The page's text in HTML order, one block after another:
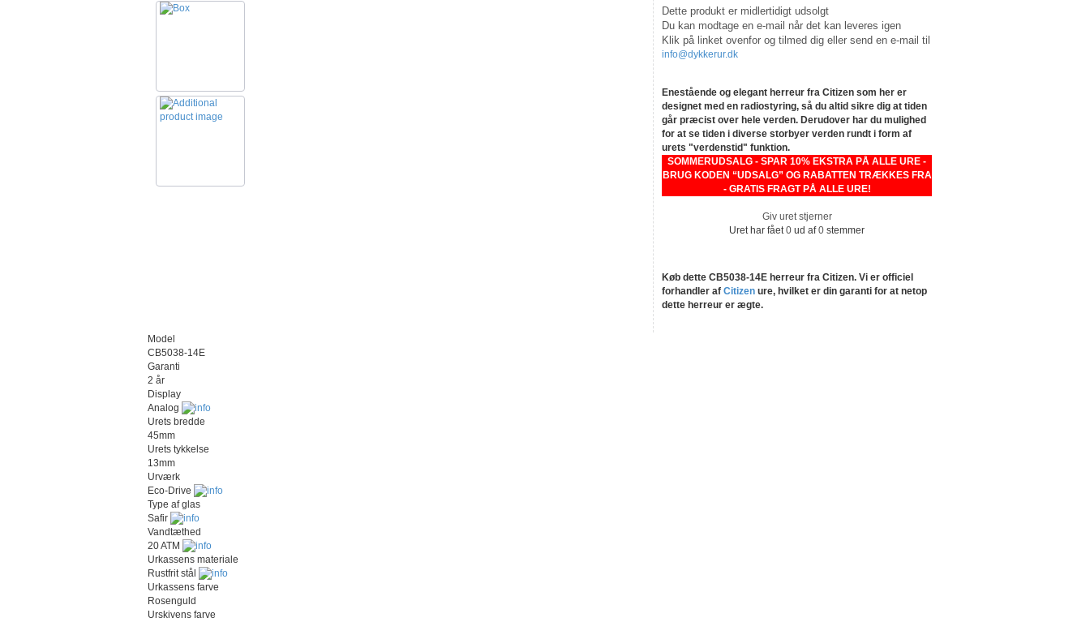
Dette produkt er midlertidigt udsolgt
Du kan modtage en e-mail når det kan leveres igen
Klik på linket ovenfor og tilmed dig eller send en e-mail til
info@dykkerur.dk
Enestående og elegant herreur fra Citizen som her er
designet med en radiostyring, så du altid sikre dig at tiden
går præcist over hele verden. Derudover har du mulighed
for at se tiden i diverse storbyer verden rundt i form af
urets "verdenstid" funktion.
SOMMERUDSALG - SPAR 10% EKSTRA PÅ ALLE URE -
BRUG KODEN “UDSALG” OG RABATTEN TRÆKKES FRA
- GRATIS FRAGT PÅ ALLE URE!
Giv uret stjerner
Uret har fået0 ud af0 stemmer
Køb dette CB5038-14E herreur fra Citizen. Vi er officiel
forhandler af Citizen ure, hvilket er din garanti for at netop
dette herreur er ægte.
Model
CB5038-14E
Garanti
2 år
Display
Analog
Urets bredde
45mm
Urets tykkelse
13mm
Urværk
Eco-Drive
Type af glas
Safir
Vandtæthed
20 ATM
Urkassens materiale
Rustfrit stål
Urkassens farve
Rosenguld
Urskivens farve